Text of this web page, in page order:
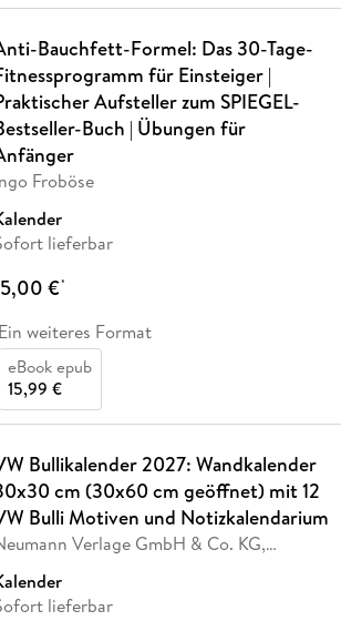
Bauchfett-Formel: Das 30-Tage-
für Einsteiger |
Aufsteller zum SPIEGEL-
Buch | Übungen für
Froböse
lieferbar
€*
Ein weiteres Format
eBook epub
15,99 €
Bullikalender 2027: Wandkalender
cm (30x60 cm geöffnet) mit 12
Bulli Motiven und Notizkalendarium
Verlage GmbH & Co. KG,
lieferbar